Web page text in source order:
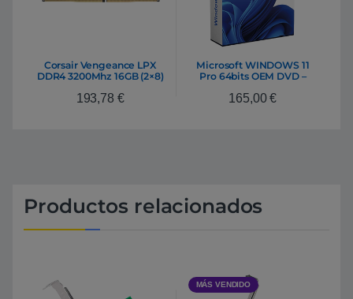
Corsair Vengeance LPX
DDR4 3200Mhz 16GB (2×8)
193,78 €
Microsoft WINDOWS 11
Pro 64bits OEM DVD –
165,00€
Productos relacionados
MÁS VENDIDO